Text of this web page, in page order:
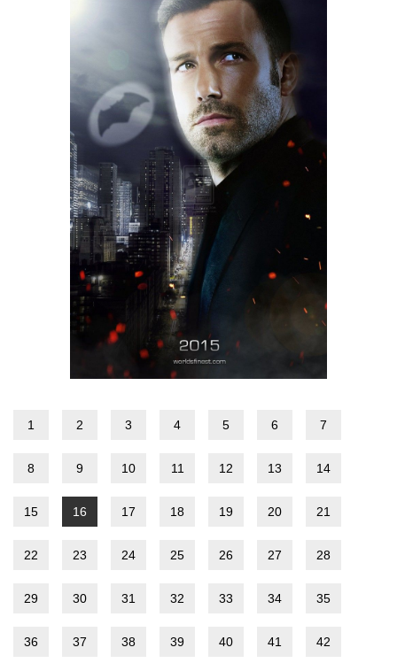
1 2 3 4 5 6 7
8 9 10 11 12 13 14
15 16 17 18 19 20 21
22 23 24 25 26 27 28
29 30 31 32 33 34 35
36 37 38 39 40 41 42